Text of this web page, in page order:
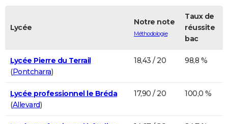
Lycée
Notre note
Méthodologie
Taux de
réussite
bac
Lycée Pierre du Terrail
(Pontcharra)
18,43 / 20 98,8 %
Lycée professionnel le Bréda
(Allevard)
17,90 / 20 100,0 %